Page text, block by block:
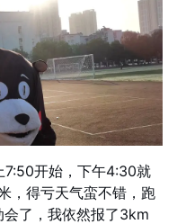
7:50开始，下午4:30就
，得亏天气蛮不错，跑
了，我依然报了3km